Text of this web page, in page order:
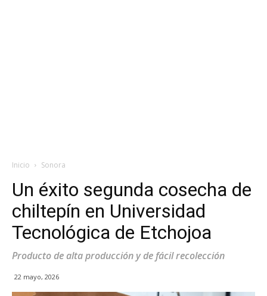
Inicio Sonora
Un éxito segunda cosecha de
chiltepín en Universidad
Tecnológica de Etchojoa
Producto de alta producción y de fácil recolección
22 mayo, 2026